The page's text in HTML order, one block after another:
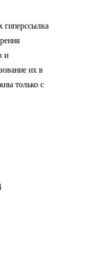
гиперссылка
и
их в
только с